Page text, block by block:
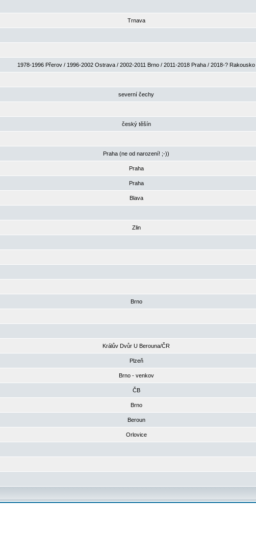
Trnava
1978-1996 Přerov / 1996-2002 Ostrava / 2002-2011 Brno / 2011-2018 Praha / 2018-? Rakousko
severní čechy
český těšín
Praha (ne od narození! ;-))
Praha
Praha
Blava
Zlin
Brno
Králův Dvůr U Berouna/ČR
Plzeň
Brno - venkov
ČB
Brno
Beroun
Orlovice